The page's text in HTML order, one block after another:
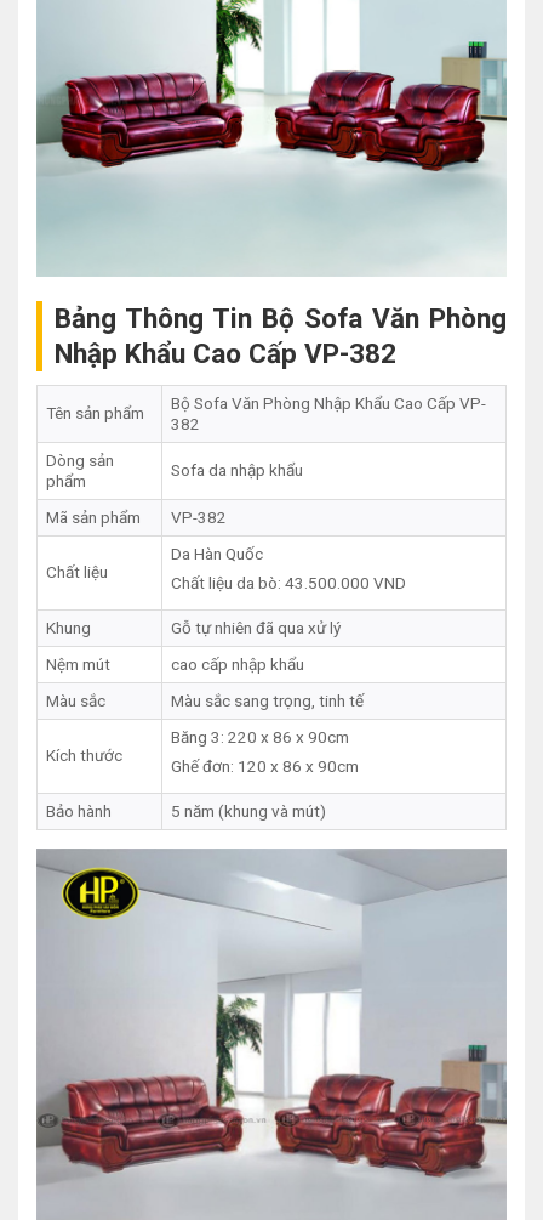
Bảng Thông Tin Bộ Sofa Văn Phòng
Nhập Khẩu Cao Cấp VP-382
Tên sản phẩm
Bộ Sofa Văn Phòng Nhập Khẩu Cao Cấp VP-
382
Dòng sản
phẩm
Sofa da nhập khẩu
Mã sản phẩm VP-382
Chất liệu
Da Hàn Quốc
Chất liệu da bò: 43.500.000 VND
Khung
Gỗ tự nhiên đã qua xử lý
Nệm mút
cao cấp nhập khẩu
Màu sắc
Màu sắc sang trọng, tinh tế
Kích thước
Băng 3: 220 x 86 x 90cm
Ghế đơn: 120 x 86 x 90cm
Bảo hành 5 năm (khung và mút)